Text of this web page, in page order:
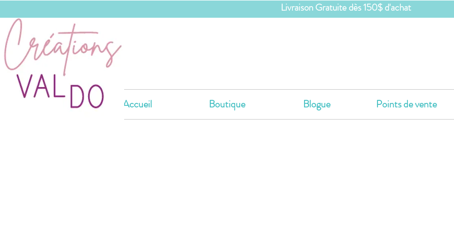
Accueil Boutique Blogue Points de vente
Livraison Gratuite dès 150$ d'achat